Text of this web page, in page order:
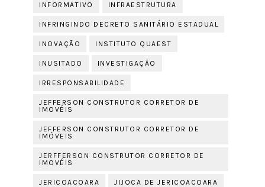
INFORMATIVO INFRAESTRUTURA
INFRINGINDO DECRETO SANITÁRIO ESTADUAL
INOVAÇÃO INSTITUTO QUAEST
INUSITADO INVESTIGAÇÃO
IRRESPONSABILIDADE
JEFFERSON CONSTRUTOR CORRETOR DE
IMOVÉIS
JEFFERSON CONSTRUTOR CORRETOR DE
IMÓVEIS
JERFFERSON CONSTRUTOR CORRETOR DE
IMOVÉIS
JERICOACOARA JIJOCA DE JERICOACOARA